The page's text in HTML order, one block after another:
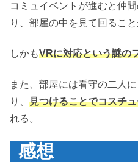
コミュイベントが進むと仲
り、部屋の中を見て回ること
しかもVRに対応という謎の
また、部屋には看守の二人
り、 見つけることでコスチ
れる。
感想